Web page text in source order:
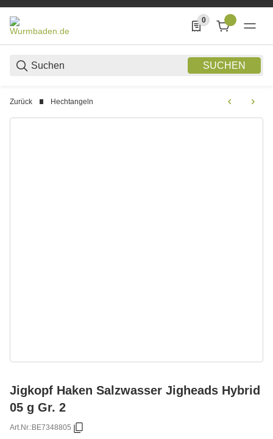
SUCHEN
0
0 Produkte in der
Zurück Hechtangeln
Jigkopf Haken Salzwasser Jigheads Hybrid
05 g Gr. 2
Art.Nr.:BE7348805